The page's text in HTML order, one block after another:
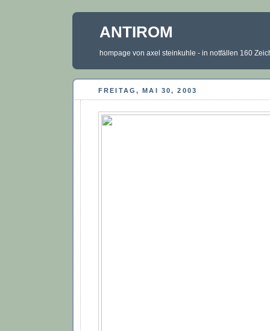
ANTIROM
hompage von axel steinkuhle - in notfällen 160
FREITAG, MAI 30, 2003